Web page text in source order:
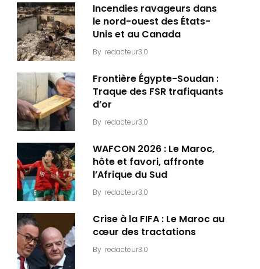
Incendies ravageurs dans
le nord-ouest des États-
Unis et au Canada
By redacteur3.0
Frontière Égypte-Soudan :
Traque des FSR trafiquants
d’or
By redacteur3.0
WAFCON 2026 : Le Maroc,
hôte et favori, affronte
l’Afrique du Sud
By redacteur3.0
Crise à la FIFA : Le Maroc au
cœur des tractations
By redacteur3.0